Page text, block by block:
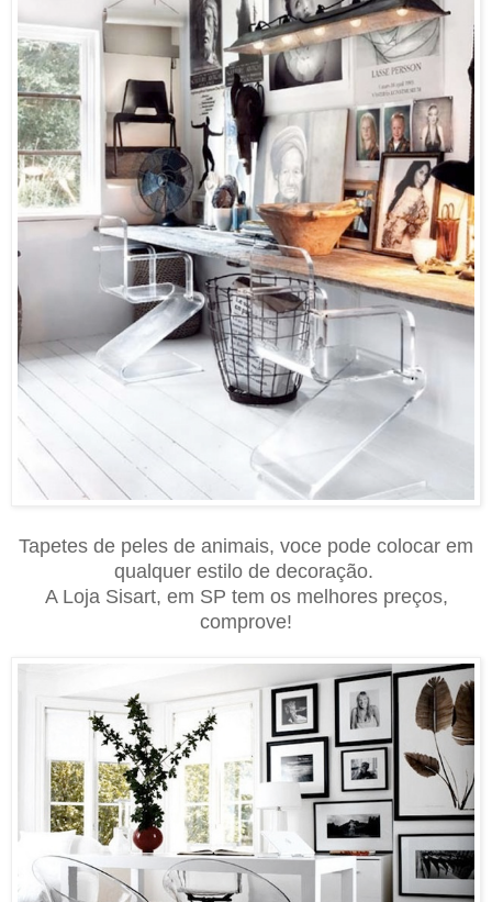
Tapetes de peles de animais, voce pode colocar em
qualquer estilo de decoração.
A Loja Sisart, em SP tem os melhores preços,
comprove!